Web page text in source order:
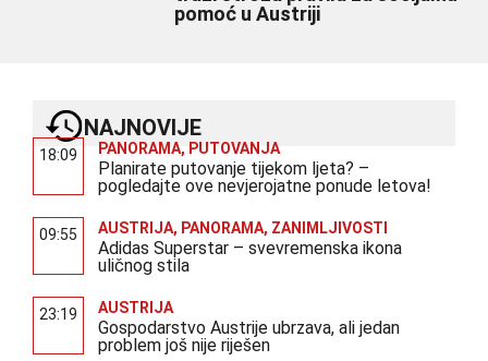
pomoć u Austriji
NAJNOVIJE
18:09 PANORAMA, PUTOVANJA
Planirate putovanje tijekom ljeta? –
pogledajte ove nevjerojatne ponude letova!
09:55 AUSTRIJA, PANORAMA, ZANIMLJIVOSTI
Adidas Superstar – svevremenska ikona
uličnog stila
23:19 AUSTRIJA
Gospodarstvo Austrije ubrzava, ali jedan
problem još nije riješen